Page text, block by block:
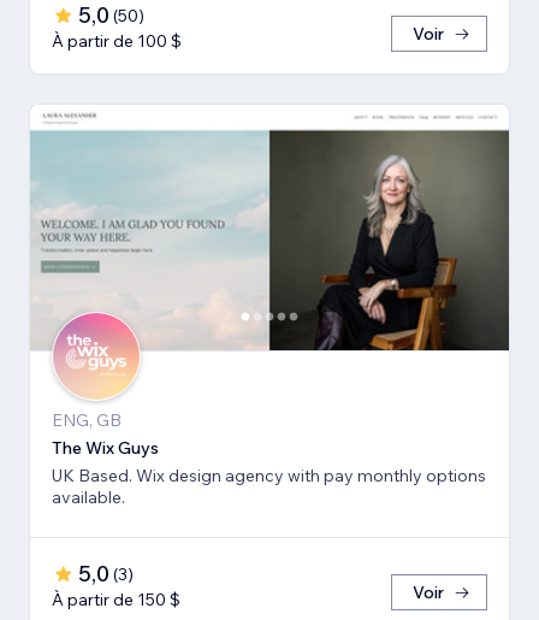
5,0 (50)
À partir de 100 $
Voir
ENG, GB
The Wix Guys
UK Based. Wix design agency with pay monthly options
available.
5,0 (3)
À partir de 150 $
Voir